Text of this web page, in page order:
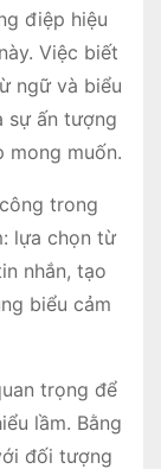
điệp hiệu
Việc biết
ngữ và biểu
sự ấn tượng
mong muốn.
trong
lựa chọn từ
nhắn, tạo
biểu cảm
trọng để
lầm. Bằng
đối tượng